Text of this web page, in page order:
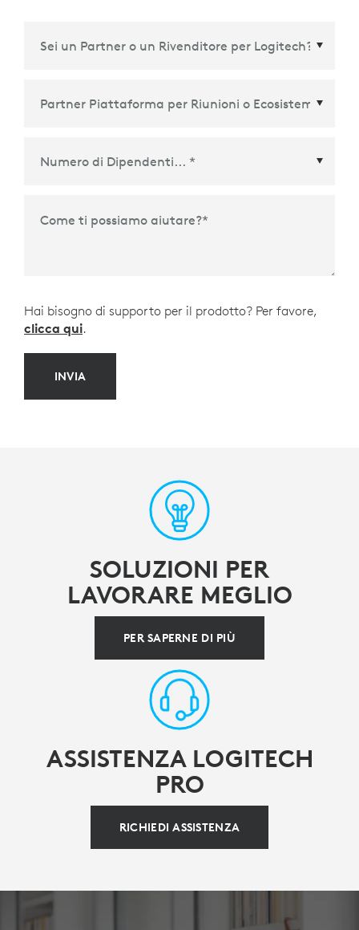
Come ti possiamo aiutare?*
Hai bisogno di supporto per il prodotto? Per favore,
clicca qui.
INVIA
SOLUZIONI PER
LAVORARE MEGLIO
PER SAPERNE DI PIÙ
ASSISTENZA LOGITECH
PRO
RICHIEDI ASSISTENZA